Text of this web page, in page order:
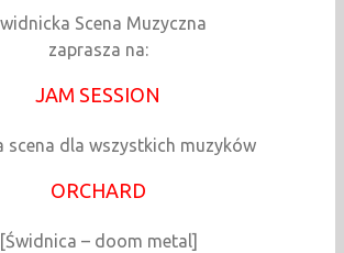
Scena Muzyczna
zaprasza na:
JAM SESSION
scena dla wszystkich muzyków
ORCHARD
[Świdnica – doom metal]